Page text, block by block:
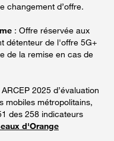
changement d’offre.
: Offre réservée aux
détenteur de l'offre 5G+
de la remise en cas de
2025 d’évaluation
mobiles métropolitains,
des 258 indicateurs
d'Orange